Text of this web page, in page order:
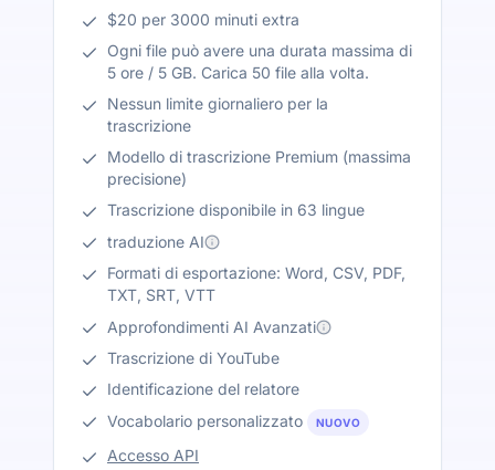
$20 per 3000 minuti extra
Ogni file può avere una durata massima di
5 ore / 5 GB. Carica 50 file alla volta.
Nessun limite giornaliero per la
trascrizione
Modello di trascrizione Premium (massima
precisione)
Trascrizione disponibile in 63 lingue
traduzione AI
Formati di esportazione: Word, CSV, PDF,
TXT, SRT, VTT
Approfondimenti AI Avanzati
Trascrizione di YouTube
Identificazione del relatore
Vocabolario personalizzato
NUOVO
Accesso API